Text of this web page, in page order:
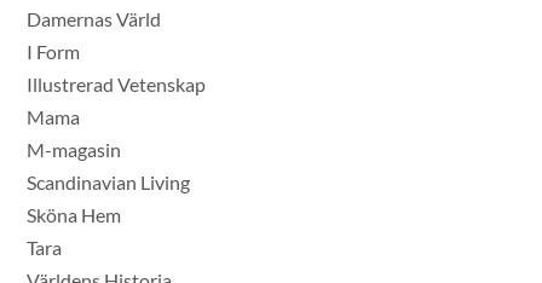
Damernas Värld
I Form
Illustrerad Vetenskap
Mama
M-magasin
Scandinavian Living
Sköna Hem
Tara